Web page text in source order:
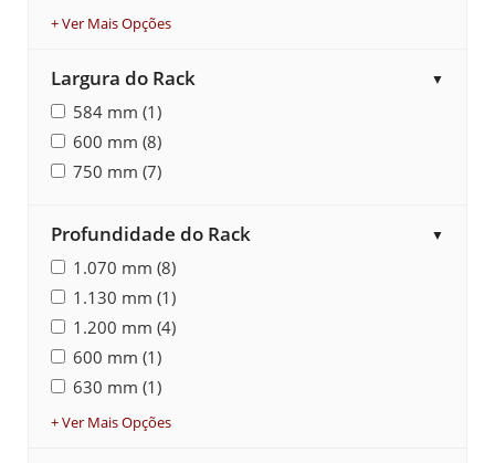
+ Ver Mais Opções
Largura do Rack ▼
584 mm (1)
600 mm (8)
750 mm (7)
Profundidade do Rack ▼
1.070 mm (8)
1.130 mm (1)
1.200 mm (4)
600 mm (1)
630 mm (1)
+ Ver Mais Opções